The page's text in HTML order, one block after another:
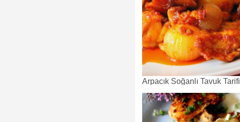
Arpacık Soğanlı Tavuk Tarifi